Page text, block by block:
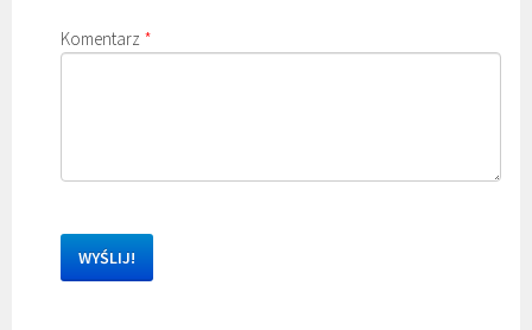
Komentarz *